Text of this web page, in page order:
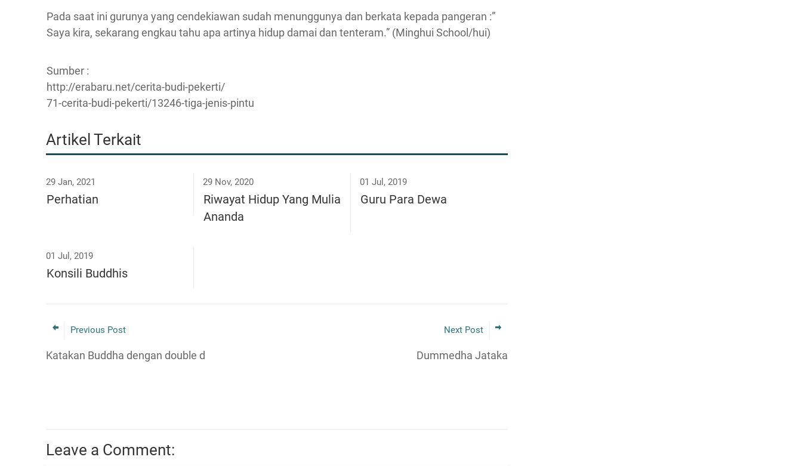
Pada saat ini gurunya yang cendekiawan sudah menunggunya dan berkata kepada pangeran :”
Saya kira, sekarang engkau tahu apa artinya hidup damai dan tenteram.” (Minghui School/hui)
Sumber :
http://erabaru.net/cerita-budi-pekerti/
71-cerita-budi-pekerti/13246-tiga-jenis-pintu
Artikel Terkait
29 Jan, 2021
Perhatian
29 Nov, 2020
Riwayat Hidup Yang Mulia
Ananda
01 Jul, 2019
Guru Para Dewa
01 Jul, 2019
Konsili Buddhis
Previous Post
Katakan Buddha dengan double d
Next Post
Dummedha Jataka
Leave a Comment: